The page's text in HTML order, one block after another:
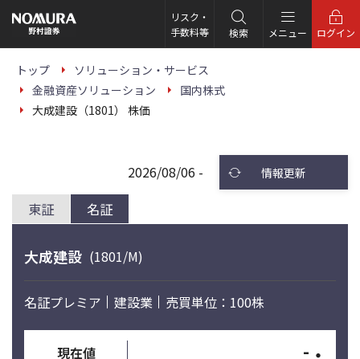
の
ー
リスク・
手数料等
検索 メニュー ログイン
トップ
ソリューション・サービス
金融資産ソリューション
国内株式
大成建設（1801） 株価
東証 名証
2026/08/06 - 情報更新
大成建設 (1801/M)
名証プレミア 建設業 売買単位：100株
現在値 -